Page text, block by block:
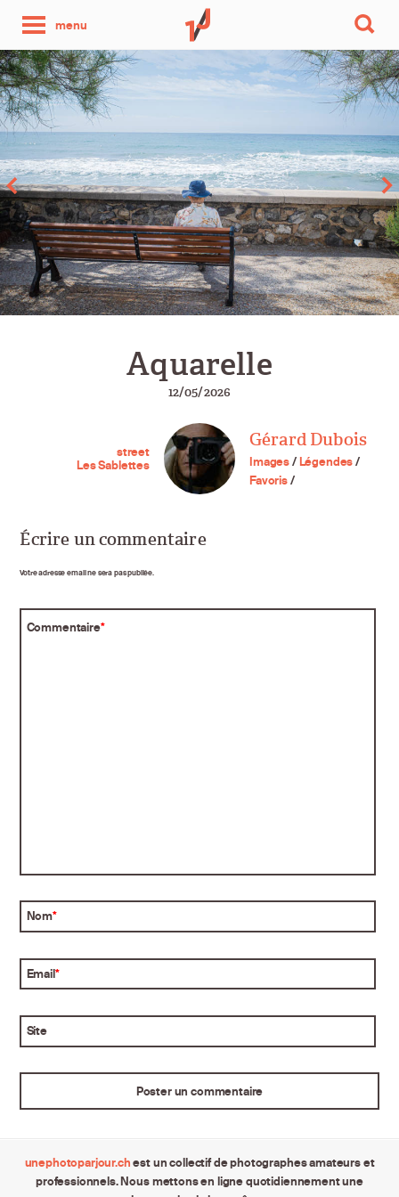
menu
photo
par
jour
Aquarelle
12/05/2026
street
Les Sablettes
Gérard Dubois
Images/Légendes/
Favoris/
Écrire un commentaire
Votre adresse email ne sera pas publiée.
Commentaire*
Nom*
Email*
Site
unephotoparjour.chest un collectif de photographes amateurs et
professionnels. Nous mettons en ligne quotidiennement une